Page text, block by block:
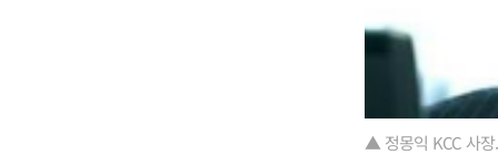
▲ 정몽익 KCC 사장.